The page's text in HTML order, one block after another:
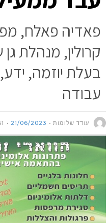
פאדיה פאלח,
קרולין, מנהלת
בעלת יוזמה,
עבודה
עודד שלומות 21/06/2023